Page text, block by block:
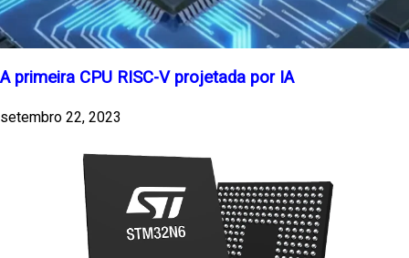
A primeira CPU RISC-V projetada por IA
setembro 22, 2023